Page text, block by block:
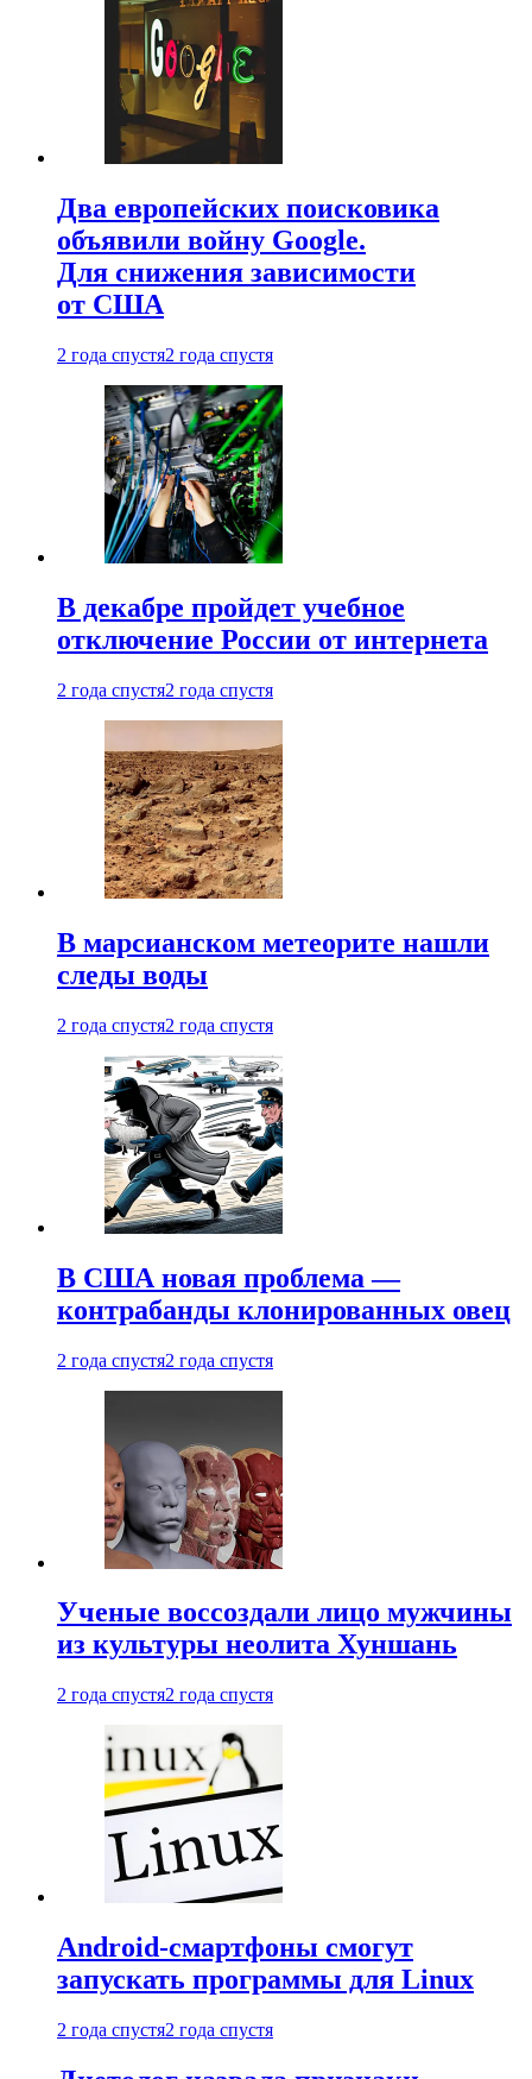
Два европейских поисковика
объявили войну Google.
Для снижения зависимости
от США
2 года спустя2 года спустя
В декабре пройдет учебное
отключение России от интернета
2 года спустя2 года спустя
В марсианском метеорите нашли
следы воды
2 года спустя2 года спустя
В США новая проблема —
контрабанды клонированных овец
2 года спустя2 года спустя
Ученые воссоздали лицо мужчины
из культуры неолита Хуншань
2 года спустя2 года спустя
Android-смартфоны смогут
запускать программы для Linux
2 года спустя2 года спустя